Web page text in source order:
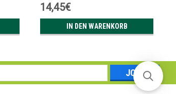
14,45€
IN DEN WARENKORB